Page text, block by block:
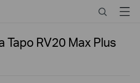
SearchMenu
Tapo RV20 Max Plus